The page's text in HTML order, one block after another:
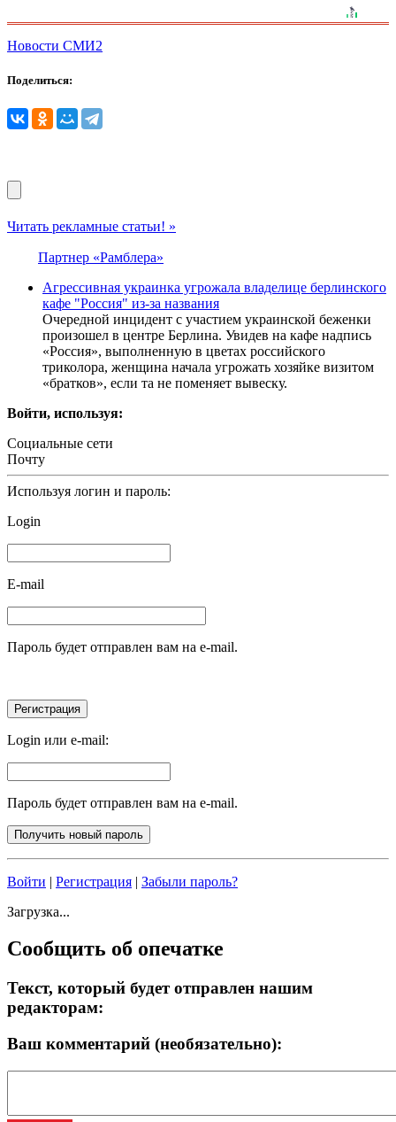
Новости СМИ2
Поделиться:
Читать рекламные статьи! »
Партнер «Рамблера»
Агрессивная украинка угрожала владелице берлинского
кафе "Россия" из-за названия
Очередной инцидент с участием украинской беженки
произошел в центре Берлина. Увидев на кафе надпись
«Россия», выполненную в цветах российского
триколора, женщина начала угрожать хозяйке визитом
«братков», если та не поменяет вывеску.
Войти, используя:
Социальные сети
Почту
Используя логин и пароль:
Login
E-mail
Пароль будет отправлен вам на e-mail.
Login или e-mail:
Пароль будет отправлен вам на e-mail.
Войти | Регистрация | Забыли пароль?
Загрузка...
Сообщить об опечатке
Текст, который будет отправлен нашим
редакторам:
Ваш комментарий (необязательно):